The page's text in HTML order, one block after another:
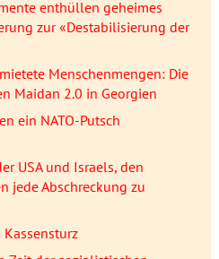
enthüllen geheimes
zur «Destabilisierung der
Menschenmengen: Die
Maidan 2.0 in Georgien
ein NATO-Putsch
USA und Israels, den
jede Abschreckung zu